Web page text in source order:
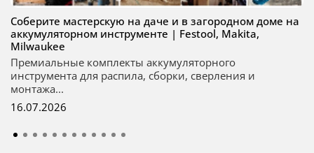
Соберите мастерскую на даче и в загородном доме на
аккумуляторном инструменте | Festool, Makita,
Milwaukee
Премиальные комплекты аккумуляторного
инструмента для распила, сборки, сверления и
монтажа...
16.07.2026